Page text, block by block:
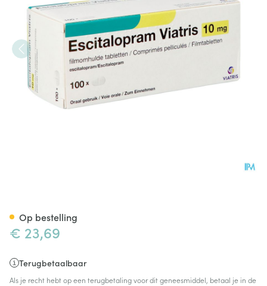
€ 23,69
Terugbetaalbaar
Als je recht hebt op een terugbetaling voor dit geneesmiddel, betaal je in de
Op bestelling